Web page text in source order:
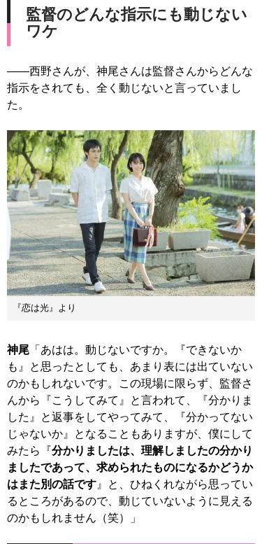
監督のどんな指示にも動じない
ワケ
――西野さんが、神尾さんは監督さんからどんな
指示をされても、全く動じないと言っていまし
た。
『恋は光』より
神尾 「あはは。動じないですか。『できないか
も』と思ったとしても、あまり表には出ていない
のかもしれないです。この現場に限らず、監督さ
んから『こうしてみて』と言われて、『分かりま
した』と返事をしてやってみて、『分かってない
じゃないか』となることもありますが、僕にして
みたら『分かりましたは、理解しましたの分かり
ましたであって、求められたものになるかどうか
はまた別の話です 』と、ひねくれながら思ってい
るところがあるので、動じていないように見える
のかもしれません（笑）」